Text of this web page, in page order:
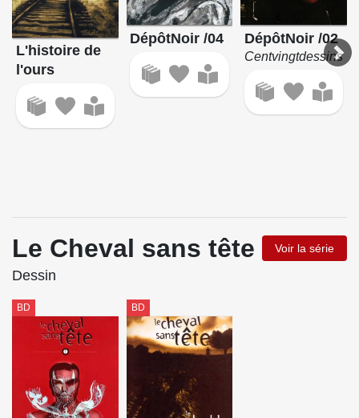
L'histoire de
l'ours
DépôtNoir /04 DépôtNoir /02
Centvingtdessins
Le Cheval sans tête Voir la série
Dessin
BD BD